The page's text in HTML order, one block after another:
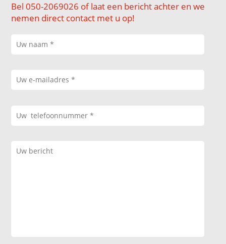
Bel 050-2069026 of laat een bericht achter en we
nemen direct contact met u op!